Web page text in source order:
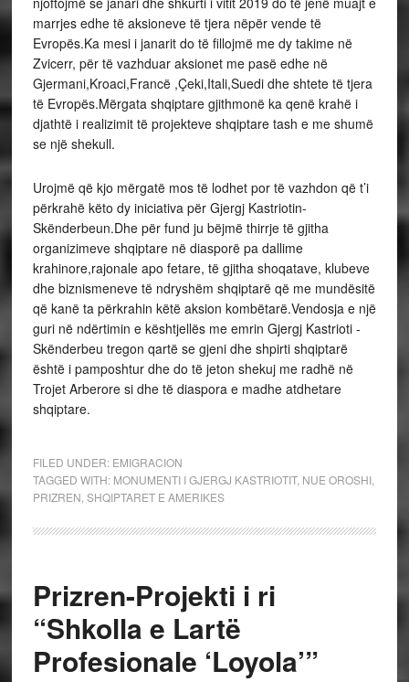
marrjes edhe të aksioneve të tjera nëpër vende të
Evropës.Ka mesi i janarit do të fillojmë me dy takime në
Zvicerr, për të vazhduar aksionet me pasë edhe në
Gjermani,Kroaci,Francë ,Çeki,Itali,Suedi dhe shtete të tjera
të Evropës.Mërgata shqiptare gjithmonë ka qenë krahë i
djathtë i realizimit të projekteve shqiptare tash e me shumë
se një shekull.
Urojmë që kjo mërgatë mos të lodhet por të vazhdon që t’i
përkrahë këto dy iniciativa për Gjergj Kastriotin-
Skënderbeun.Dhe për fund ju bëjmë thirrje të gjitha
organizimeve shqiptare në diasporë pa dallime
krahinore,rajonale apo fetare, të gjitha shoqatave, klubeve
dhe biznismeneve të ndryshëm shqiptarë që me mundësitë
që kanë ta përkrahin këtë aksion kombëtarë.Vendosja e një
guri në ndërtimin e kështjellës me emrin Gjergj Kastrioti -
Skënderbeu tregon qartë se gjeni dhe shpirti shqiptarë
është i pamposhtur dhe do të jeton shekuj me radhë në
Trojet Arberore si dhe të diaspora e madhe atdhetare
shqiptare.
FILED UNDER: EMIGRACION
TAGGED WITH: MONUMENTI I GJERGJ KASTRIOTIT, NUE OROSHI,
PRIZREN SHQIPTARET E AMERIKES
Prizren-Projekti i ri
“Shkolla e Lartë
Profesionale ‘Loyola’”